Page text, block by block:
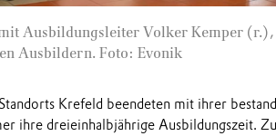
Ausbildungsleiter Volker Kemper
Ausbildern. Foto: Evonik
Krefeld beendeten mit ihrer
ihre dreieinhalbjährige Ausbildungszeit.